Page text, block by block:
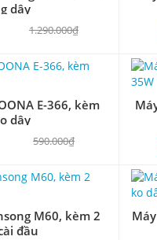
dây
1.290.000₫
E-366, kèm
dây
590.000₫
M60, kèm 2
đầu